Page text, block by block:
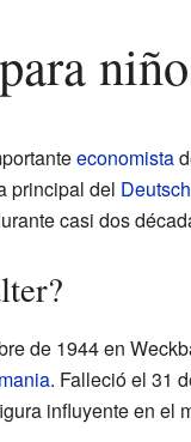
economista
principal del
casi dos
de 1944 en
. Falleció el 31
influyente en el